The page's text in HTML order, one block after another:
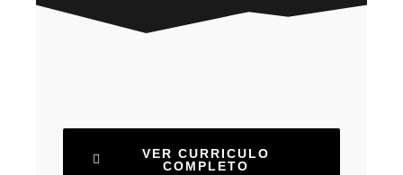
VER CURRICULO
COMPLETO